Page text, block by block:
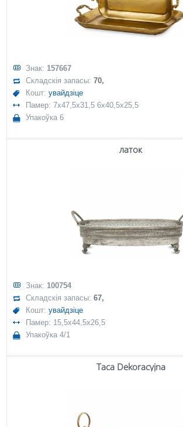
Знак: 157667
Складскія запасы:70,
Кошт:увайдзіце
Памер: 7x47,5x31,5 6x40,5x25,5
Упакоўка 6
латок
Знак: 100754
Складскія запасы:67,
Кошт:увайдзіце
Памер: 15,5x44,5x26,5
Упакоўка 4/1
Taca Dekoracyjna